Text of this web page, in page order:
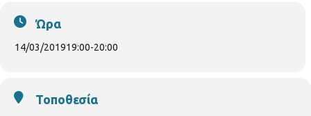
Διαβάζουμε και συζητάμε διηγήματα και ποίηση, που έγραψαν
Κείμενα που δεν έχουν εκδοθεί αλλά είναι το αποκρυστάλλωμα
Ώρα
14/03/201919:00-20:00
Τοποθεσία